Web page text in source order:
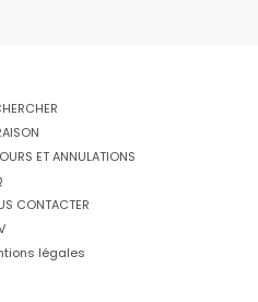
ET ANNULATIONS
CONTACTER
légales